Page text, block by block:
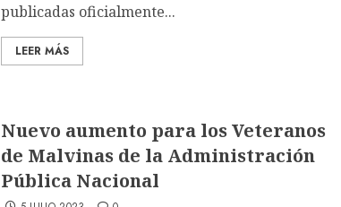
publicadas oficialmente...
LEER MÁS
Nuevo aumento para los Veteranos
de Malvinas de la Administración
Pública Nacional